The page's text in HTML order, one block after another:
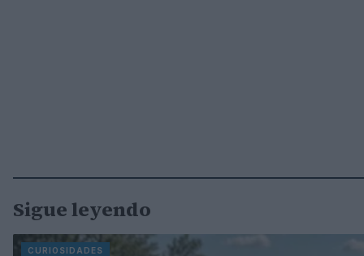
Sigue leyendo
CURIOSIDADES